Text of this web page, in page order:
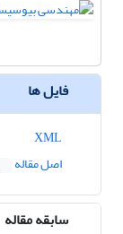
فایل ها
اصل مقاله
سابقه مقاله